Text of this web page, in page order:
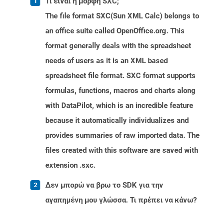
The file format SXC(Sun XML Calc) belongs to
an office suite called OpenOffice.org. This
format generally deals with the spreadsheet
needs of users as it is an XML based
spreadsheet file format. SXC format supports
formulas, functions, macros and charts along
with DataPilot, which is an incredible feature
because it automatically individualizes and
provides summaries of raw imported data. The
files created with this software are saved with
extension .sxc.
Δεν μπορώ να βρω το SDK για την
αγαπημένη μου γλώσσα. Τι πρέπει να κάνω?